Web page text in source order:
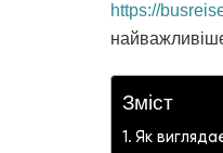
https://
Зміст
Як